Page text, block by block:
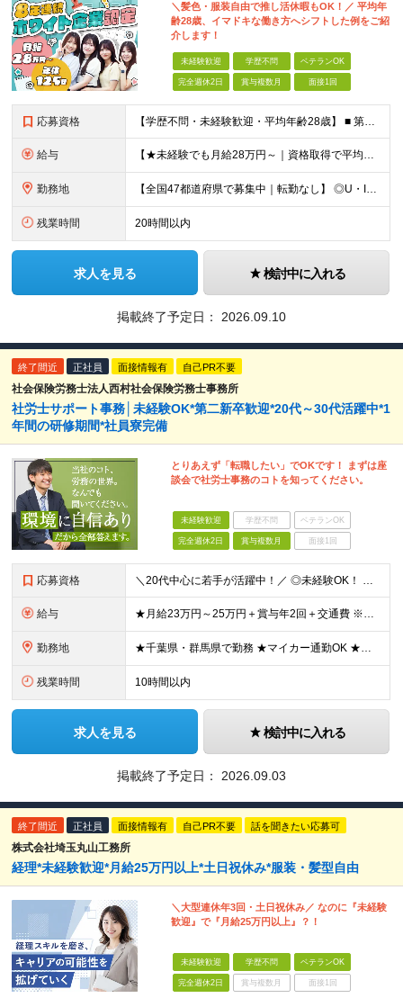
＼髪色・服装自由で推し活休暇もOK！／ 平均年
齢28歳、イマドキな働き方へシフトした例をご紹
介します！
未経験歓迎 学歴不問 ベテランOK
完全週休2日 賞与複数月 面接1回
応募資格 【学歴不問・未経験歓迎・平均年齢28歳】 ■ 第二新卒歓迎 ■ フリーター・社会人未経験OK ＼「アイアールで人生ワンチャンつかんでほしい！」／ …こんな社長の想いから 経験よりも人柄を重視した採用
給与 【★未経験でも月給28万円～｜資格取得で平均年収636万円★】 ■ 月給28万円～80万円+賞与年2回＋各種手当 ※月給には、固定残業代（20時間分：3万8000円～／月）を含む ※20時間を超過
勤務地 【全国47都道府県で募集中｜転勤なし】 ◎U・Iターン歓迎！家具家電付き＆家賃ナシの社員寮を完備 ◎東京支店は2025年7月に移転したばかりの綺麗なオフィス 東京・横浜・大阪・名古屋・福岡など 全国
残業時間 20時間以内
求人を見る 検討中に入れる
掲載終了予定日： 2026.09.10
終了間近 正社員 面接情報有 自己PR不要
社会保険労務士法人西村社会保険労務士事務所
社労士サポート事務│未経験OK*第二新卒歓迎*20代～30代活躍中*1
年間の研修期間*社員寮完備
とりあえず「転職したい」でOKです！ まずは座
談会で社労士事務のコトを知ってください。
未経験歓迎 学歴不問 ベテランOK
完全週休2日 賞与複数月 面接1回
応募資格 ＼20代中心に若手が活躍中！／ ◎未経験OK！ ◎第二新卒歓迎！ ◎社労士知識が0でも大丈夫！ ※大卒以上（学部・学科不問）
給与 ★月給23万円～25万円＋賞与年2回＋交通費 ※残業代全額支給 ※試用期間3ヶ月（期間中の待遇に差異はありません） ◎昇給毎年1回（6月） ◎賞与年2回
勤務地 ★千葉県・群馬県で勤務 ★マイカー通勤OK ★希望者は社員寮利用可 ＜千葉拠点＞ 千葉県千葉市中央区出洲港6-14 ＜群馬拠点＞ 群馬県高崎市大八木町912-10 └群馬拠点勤務の場合、入社3か月
残業時間 10時間以内
求人を見る 検討中に入れる
掲載終了予定日： 2026.09.03
終了間近 正社員 面接情報有 自己PR不要 話を聞きたい応募可
株式会社埼玉丸山工務所
経理*未経験歓迎*月給25万円以上*土日祝休み*服装・髪型自由
＼大型連休年3回・土日祝休み／ なのに『未経験
歓迎』で『月給25万円以上』？！
未経験歓迎 学歴不問 ベテランOK
完全週休2日 賞与複数月 面接1回